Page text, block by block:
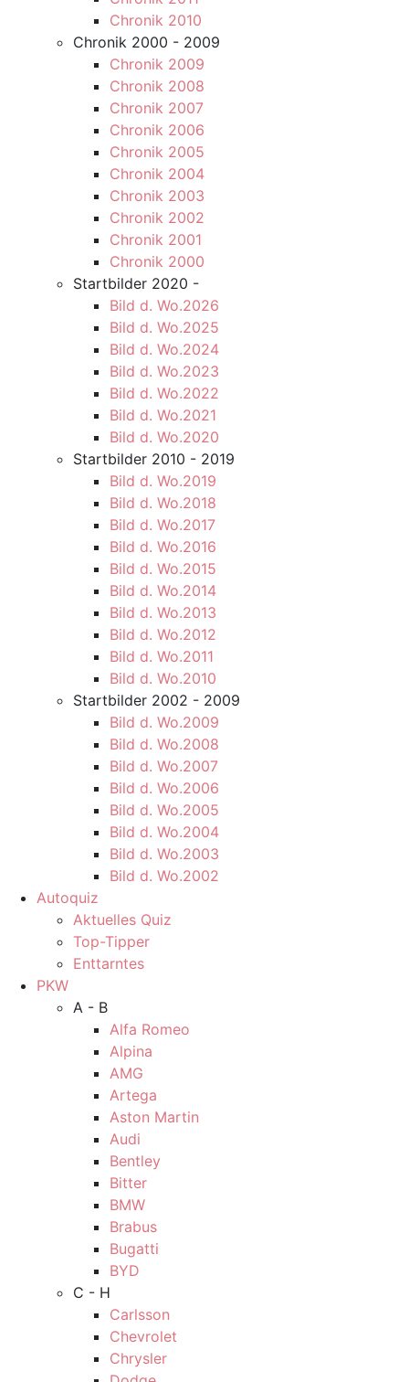
Chronik 2010
Chronik 2000 - 2009
Chronik 2009
Chronik 2008
Chronik 2007
Chronik 2006
Chronik 2005
Chronik 2004
Chronik 2003
Chronik 2002
Chronik 2001
Chronik 2000
Startbilder 2020 -
Bild d. Wo.2026
Bild d. Wo.2025
Bild d. Wo.2024
Bild d. Wo.2023
Bild d. Wo.2022
Bild d. Wo.2021
Bild d. Wo.2020
Startbilder 2010 - 2019
Bild d. Wo.2019
Bild d. Wo.2018
Bild d. Wo.2017
Bild d. Wo.2016
Bild d. Wo.2015
Bild d. Wo.2014
Bild d. Wo.2013
Bild d. Wo.2012
Bild d. Wo.2011
Bild d. Wo.2010
Startbilder 2002 - 2009
Bild d. Wo.2009
Bild d. Wo.2008
Bild d. Wo.2007
Bild d. Wo.2006
Bild d. Wo.2005
Bild d. Wo.2004
Bild d. Wo.2003
Bild d. Wo.2002
Autoquiz
Aktuelles Quiz
Top-Tipper
Enttarntes
PKW
A - B
Alfa Romeo
Alpina
AMG
Artega
Aston Martin
Audi
Bentley
Bitter
BMW
Brabus
Bugatti
BYD
C - H
Carlsson
Chevrolet
Chrysler